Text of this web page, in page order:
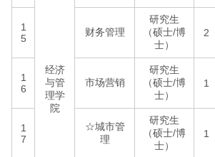
经济
与管
理学
院
1
5
财务管理
研究生
（硕士/博
士）
2
1
6
市场营销
研究生
（硕士/博
士）
1
1
7
☆城市管
理
研究生
（硕士/博
士）
1